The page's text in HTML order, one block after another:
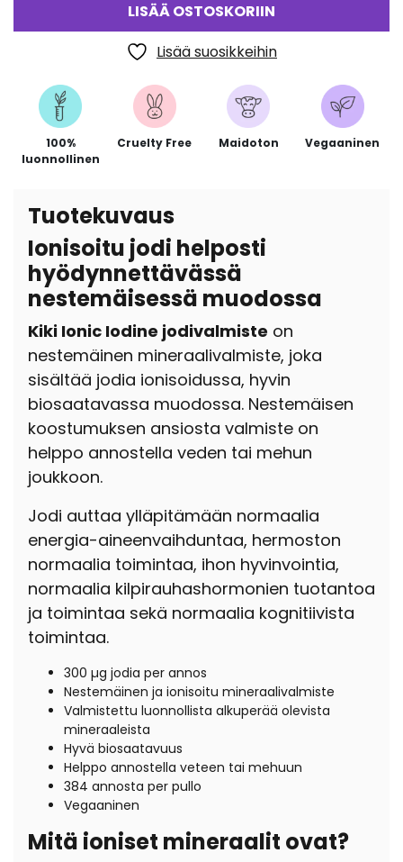
LISÄÄ OSTOSKORIIN
Lisää suosikkeihin
100%
luonnollinen
Cruelty Free Maidoton Vegaaninen
Tuotekuvaus
Ionisoitu jodi helposti
hyödynnettävässä
nestemäisessä muodossa
Kiki Ionic Iodine jodivalmiste on
nestemäinen mineraalivalmiste, joka
sisältää jodia ionisoidussa, hyvin
biosaatavassa muodossa. Nestemäisen
koostumuksen ansiosta valmiste on
helppo annostella veden tai mehun
joukkoon.
Jodi auttaa ylläpitämään normaalia
energia-aineenvaihduntaa, hermoston
normaalia toimintaa, ihon hyvinvointia,
normaalia kilpirauhashormonien tuotantoa
ja toimintaa sekä normaalia kognitiivista
toimintaa.
300 µg jodia per annos
Nestemäinen ja ionisoitu mineraalivalmiste
Valmistettu luonnollista alkuperää olevista
mineraaleista
Hyvä biosaatavuus
Helppo annostella veteen tai mehuun
384 annosta per pullo
Vegaaninen
Mitä ioniset mineraalit ovat?